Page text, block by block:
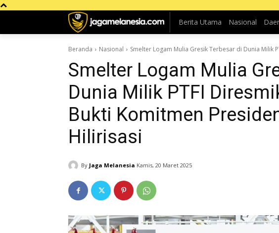
Berita Utama Nasional
Beranda Nasional Smelter Logam Mulia Gresik Terbesar di Dunia Milik
Smelter Logam Mulia
Dunia Milik PTFI
Bukti Komitmen
Hilirisasi
By Jaga Melanesia Kamis, 20 Maret 2025